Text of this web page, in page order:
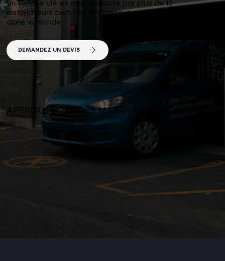
Un service clé en main exécuté par plus de 10
installateurs certifiés 3M, partout au Canada et
dans le monde.
DEMANDEZ UN DEVIS
APPROUVÉ PAR DES MARQUES DE CONFIANCE